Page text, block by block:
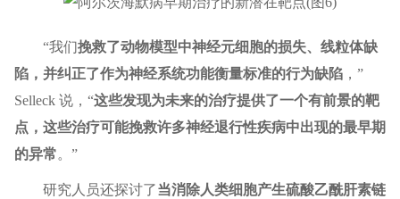
“我们挽救了动物模型中神经元细胞的损失、线粒体缺
陷，并纠正了作为神经系统功能衡量标准的行为缺陷，”
Selleck 说，“这些发现为未来的治疗提供了一个有前景的靶
点，这些治疗可能挽救许多神经退行性疾病中出现的最早期
的异常。”
研究人员还探讨了当消除人类细胞产生硫酸乙酰肝素链